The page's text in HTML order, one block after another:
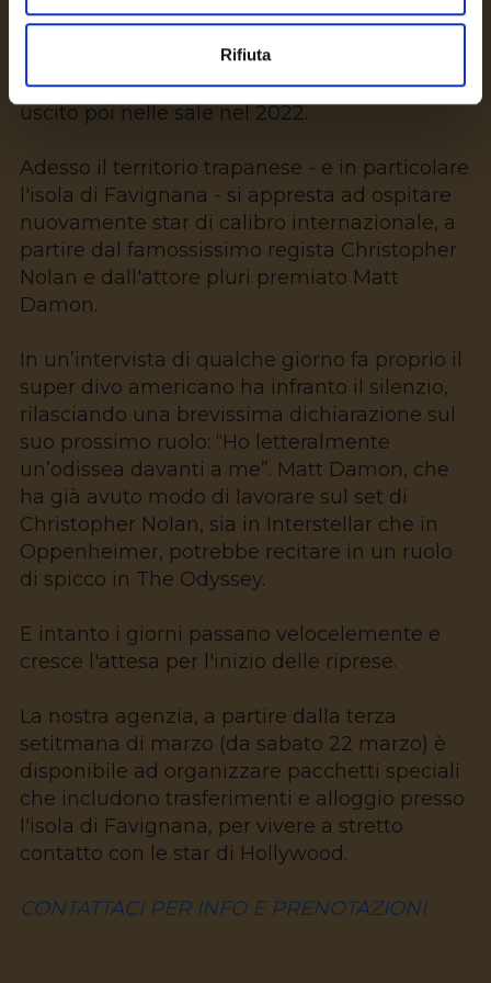
Rifiuta
passeggiate di Harrison Ford in cenrtro
storico a Trapani, durante le soste delle
ripresedel quinto episodio di "Indiana Jones",
uscito poi nelle sale nel 2022.
Adesso il territorio trapanese - e in particolare
l'isola di Favignana - si appresta ad ospitare
nuovamente star di calibro internazionale, a
partire dal famossissimo regista Christopher
Nolan e dall'attore pluri premiato Matt
Damon.
In un’intervista di qualche giorno fa proprio il
super divo americano ha infranto il silenzio,
rilasciando una brevissima dichiarazione sul
suo prossimo ruolo: “Ho letteralmente
un’odissea davanti a me”. Matt Damon, che
ha già avuto modo di lavorare sul set di
Christopher Nolan, sia in Interstellar che in
Oppenheimer, potrebbe recitare in un ruolo
di spicco in The Odyssey.
E intanto i giorni passano velocelemente e
cresce l'attesa per l'inizio delle riprese.
La nostra agenzia, a partire dalla terza
setitmana di marzo (da sabato 22 marzo) è
disponibile ad organizzare pacchetti speciali
che includono trasferimenti e alloggio presso
l'isola di Favignana, per vivere a stretto
contatto con le star di Hollywood.
CONTATTACI PER INFO E PRENOTAZIONI